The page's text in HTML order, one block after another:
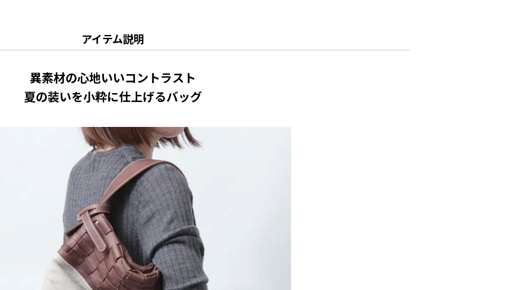
アイテム説明
異素材の心地いいコントラスト
夏の装いを小粋に仕上げるバッグ